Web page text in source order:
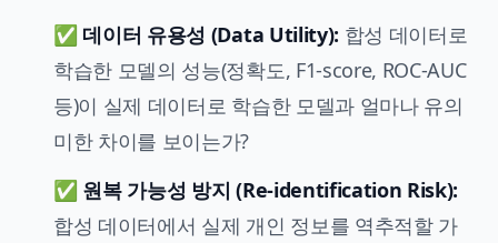
✅ 데이터 유용성 (Data Utility): 합성 데이터로
학습한 모델의 성능(정확도, F1-score, ROC-AUC
등)이 실제 데이터로 학습한 모델과 얼마나 유의
미한 차이를 보이는가?
✅ 원복 가능성 방지 (Re-identification Risk):
합성 데이터에서 실제 개인 정보를 역추적할 가